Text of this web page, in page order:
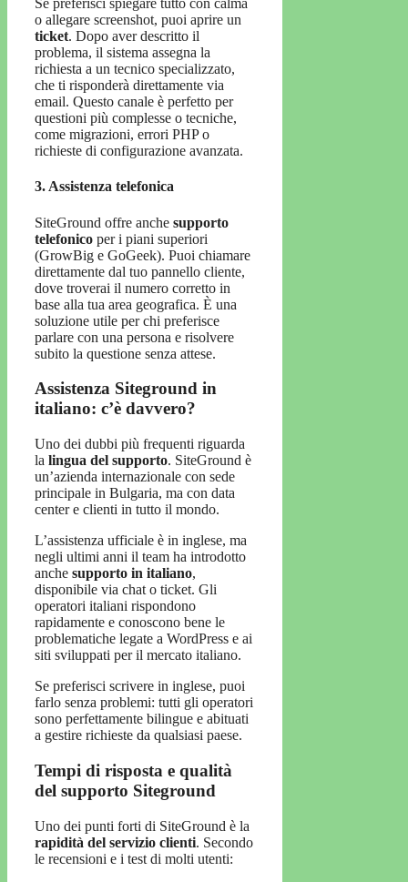
Se preferisci spiegare tutto con calma
o allegare screenshot, puoi aprire un
ticket. Dopo aver descritto il
problema, il sistema assegna la
richiesta a un tecnico specializzato,
che ti risponderà direttamente via
email. Questo canale è perfetto per
questioni più complesse o tecniche,
come migrazioni, errori PHP o
richieste di configurazione avanzata.
3. Assistenza telefonica
SiteGround offre anche supporto
telefonico per i piani superiori
(GrowBig e GoGeek). Puoi chiamare
direttamente dal tuo pannello cliente,
dove troverai il numero corretto in
base alla tua area geografica. È una
soluzione utile per chi preferisce
parlare con una persona e risolvere
subito la questione senza attese.
Assistenza Siteground in
italiano: c’è davvero?
Uno dei dubbi più frequenti riguarda
la lingua del supporto. SiteGround è
un’azienda internazionale con sede
principale in Bulgaria, ma con data
center e clienti in tutto il mondo.
L’assistenza ufficiale è in inglese, ma
negli ultimi anni il team ha introdotto
anche supporto in italiano,
disponibile via chat o ticket. Gli
operatori italiani rispondono
rapidamente e conoscono bene le
problematiche legate a WordPress e ai
siti sviluppati per il mercato italiano.
Se preferisci scrivere in inglese, puoi
farlo senza problemi: tutti gli operatori
sono perfettamente bilingue e abituati
a gestire richieste da qualsiasi paese.
Tempi di risposta e qualità
del supporto Siteground
Uno dei punti forti di SiteGround è la
rapidità del servizio clienti. Secondo
le recensioni e i test di molti utenti: